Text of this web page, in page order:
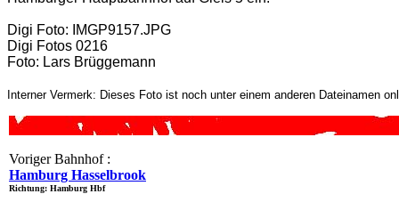
Digi Foto: IMGP9157.JPG
Digi Fotos 0216
Foto: Lars Brüggemann
Interner Vermerk: Dieses Foto ist noch unter einem anderen Dateinamen
Voriger Bahnhof :
Hamburg Hasselbrook
Richtung: Hamburg Hbf